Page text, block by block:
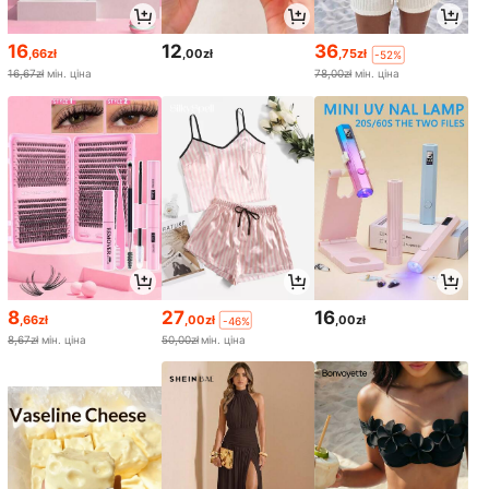
16,66zł
16,67zł мін. ціна
12,00zł 36,75zł
-52%
78,00zł мін. ціна
8 ,66zł
8,67zł мін. ціна
27 ,00zł
-46%
50,00złмін. ціна
16 ,00zł